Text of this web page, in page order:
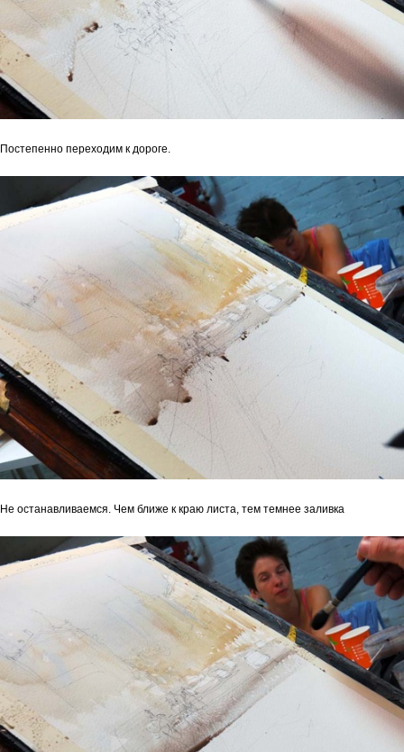
Постепенно переходим к дороге.
Не останавливаемся. Чем ближе к краю листа, тем темнее заливка